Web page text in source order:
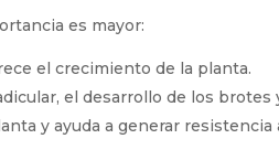
es mayor:
el crecimiento de la planta.
el desarrollo de los brotes
y ayuda a generar resistencia